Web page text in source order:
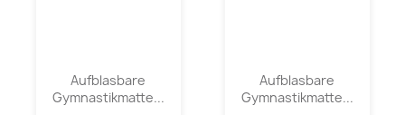
Aufblasbare
Gymnastikmatte...
Aufblasbare
Gymnastikmatte...